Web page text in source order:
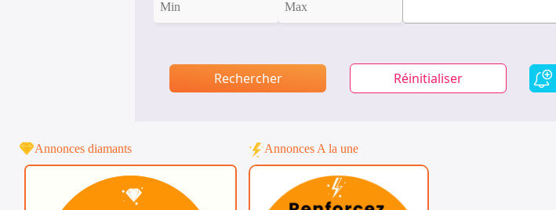
Rechercher Réinitialiser
Annonces diamants Annonces A la une